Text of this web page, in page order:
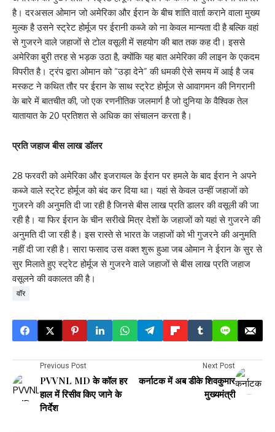
है। दरअसल ओमान जो अमेरिका और ईरान के बीच शांति वार्ता कराने वाला मुख्य
मुल्क है उसने स्ट्रेट होर्मूज पर ईरानी कब्जे को ना केवल मान्यता दी है बल्कि वहां
से गुजरने वाले जहाजों से टोल वसूली में सहयोग की बात तक कह दी। इससे
अमेरिका बुरी तरह से भड़क उठा है, क्योंकि यह बात अमेरिका की लाइन के एकदम
विपरीत है। ट्रंप द्वारा ओमान को “उड़ा देने” की धमकी ऐसे समय में आई है जब
मस्कट ने कथित तौर पर ईरान के साथ स्ट्रेट हाेर्मूज से आवागमन की निगरानी
के बारे में बातचीत की, जो एक रणनीतिक जलमार्ग है जो दुनिया के वैश्विक तेल
यातायात के 20 प्रतिशत से अधिक का संचालन करता है।
प्रति जहाज बीस लाख डॉलर
28 फरवरी को अमेरिका और इजरायल के ईरान पर हमले के बाद ईरान ने अपने
कब्जे वाले स्ट्रेट होर्मूज को बंद कर दिया था। यहां से केवल उन्हीं जहाजों को
गुजरने की अनुमति दी जा रही है जिनसे बीस लाख प्रति डालर की वसूली की जा
रही है। या फिर ईरान के चीन सरीखे मित्र देशों के जहाजों को यहां से गुजरने की
अनुमति दी जा रही है। इस रास्ते से भारत के जहाजों को भी गुजरने की अनुमति
नहीं दी जा रही है। सारा फसाद उस वक्त शुरू हुआ जब ओमान ने ईरान के सुर से
सुर मिलाते हुए स्ट्रेट होर्मूज से गुजरने वाले जहाजों से बीस लाख प्रति जहाज
वसूलने की वकालत की है।
वॉर
Previous Post
PVVNL MD के कॉल हर
हाल में रिसीव किए जाने के
निर्देश
Next Post
कर्नाटक में अब डीके शिवकुमार
मुख्यमंत्री